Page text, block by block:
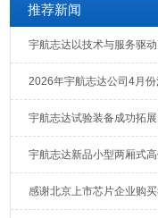
推荐新闻
宇航志达以技术与服务驱
2026年宇航志达公司4月
宇航志达试验装备成功拓
宇航志达新品小型两厢式
感谢北京上市芯片企业购